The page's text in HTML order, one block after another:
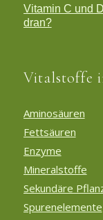
Vitamin C und
dran?
Vitalstoffe
Aminosäuren
Fettsäuren
Enzyme
Mineralstoffe
Sekundäre
Spurenelemente